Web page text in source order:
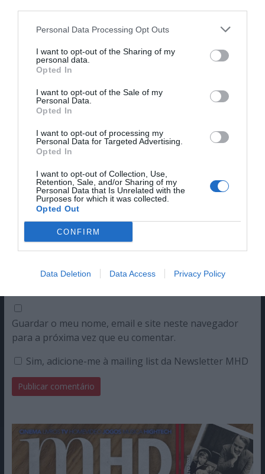
Personal Data Processing Opt Outs
I want to opt-out of the Sharing of my
personal data.
Opted In
I want to opt-out of the Sale of my
Personal Data.
Opted In
I want to opt-out of processing my
Personal Data for Targeted Advertising.
Opted In
I want to opt-out of Collection, Use,
Retention, Sale, and/or Sharing of my
Personal Data that Is Unrelated with the
Purposes for which it was collected.
Opted Out
CONFIRM
Data Deletion Data Access Privacy Policy
Share This Post: 0
Deixe um comentário
O seu endereço de email não será publicado.
Campos
obrigatórios marcados com
Comentário*
Nome
Email
Guardar o meu nome, email e site neste navegador
para a próxima vez que eu comentar.
Sim, adicione-me à mailing list da Newsletter MHD